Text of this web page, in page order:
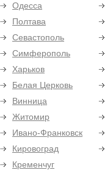
Одесса
Полтава
Севастополь
Симферополь
Харьков
Белая Церковь
Винница
Житомир
Ивано-Франковск
Кировоград
Кременчуг